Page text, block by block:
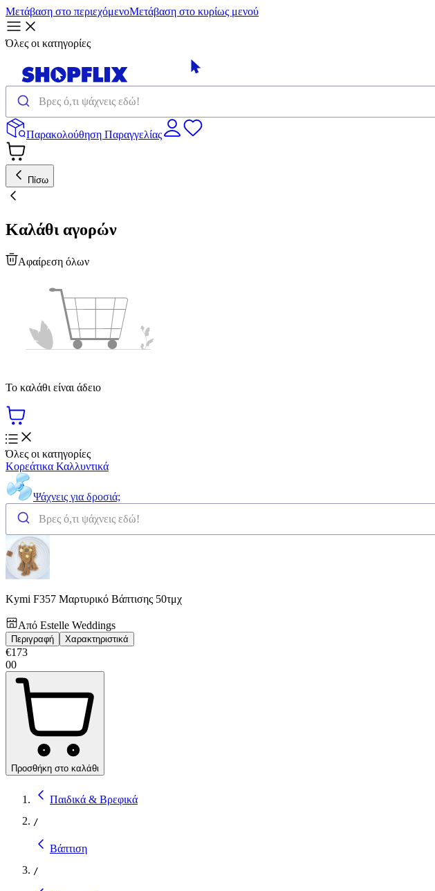
Μετάβαση στο περιεχόμενοΜετάβαση στο κυρίως μενού
Όλες οι κατηγορίες
Παρακολούθηση Παραγγελίας
Πίσω
Καλάθι αγορών
Αφαίρεση όλων
Το καλάθι είναι άδειο
Όλες οι κατηγορίες
Κορεάτικα Καλλυντικά
Ψάχνεις για δροσιά;
Kymi F357 Μαρτυρικό Βάπτισης 50τμχ
Από Estelle Weddings
Περιγραφή Χαρακτηριστικά
€173
00
Προσθήκη στο καλάθι
Παιδικά & Βρεφικά
/
Βάπτιση
/